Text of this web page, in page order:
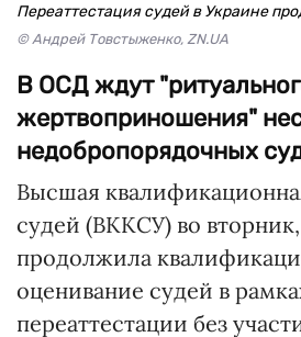
Переаттестация судей в Украине
© Андрей Товстыженко, ZN.UA
В ОСД ждут
жертвоприношения"
недобропорядочных
Высшая
судей (ВККСУ) во вторник,
продолжила
оценивание судей в
переаттестации без